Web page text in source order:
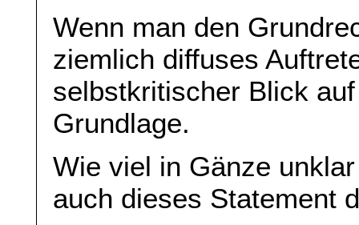
Wenn man den
ziemlich diffuses
selbstkritischer Blick
Grundlage.
Wie viel in Gänze
auch dieses Statement